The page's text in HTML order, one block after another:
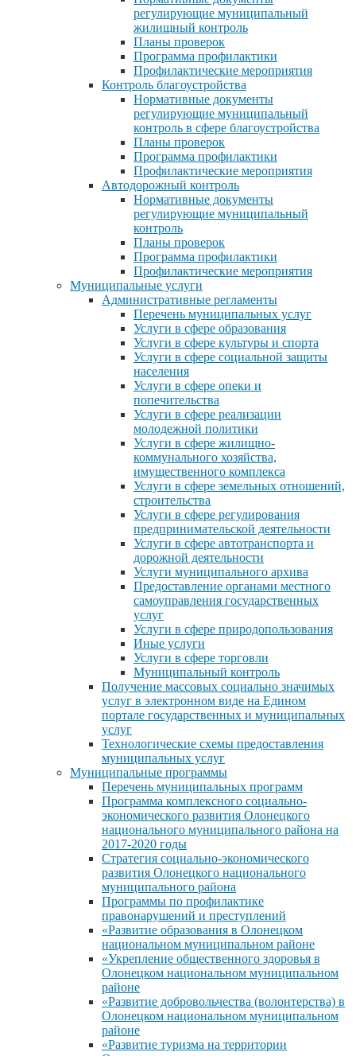
регулирующие муниципальный
жилищный контроль
Планы проверок
Программа профилактики
Профилактические мероприятия
Контроль благоустройства
Нормативные документы
регулирующие муниципальный
контроль в сфере благоустройства
Планы проверок
Программа профилактики
Профилактические мероприятия
Автодорожный контроль
Нормативные документы
регулирующие муниципальный
контроль
Планы проверок
Программа профилактики
Профилактические мероприятия
Муниципальные услуги
Административные регламенты
Перечень муниципальных услуг
Услуги в сфере образования
Услуги в сфере культуры и спорта
Услуги в сфере социальной защиты
населения
Услуги в сфере опеки и
попечительства
Услуги в сфере реализации
молодежной политики
Услуги в сфере жилищно-
коммунального хозяйства,
имущественного комплекса
Услуги в сфере земельных отношений,
строительства
Услуги в сфере регулирования
предпринимательской деятельности
Услуги в сфере автотранспорта и
дорожной деятельности
Услуги муниципального архива
Предоставление органами местного
самоуправления государственных
услуг
Услуги в сфере природопользования
Иные услуги
Услуги в сфере торговли
Муниципальный контроль
Получение массовых социально значимых
услуг в электронном виде на Едином
портале государственных и муниципальных
услуг
Технологические схемы предоставления
муниципальных услуг
Муниципальные программы
Перечень муниципальных программ
Программа комплексного социально-
экономического развития Олонецкого
национального муниципального района на
2017-2020 годы
Стратегия социально-экономического
развития Олонецкого национального
муниципального района
Программы по профилактике
правонарушений и преступлений
«Развитие образования в Олонецком
национальном муниципальном районе
«Укрепление общественного здоровья в
Олонецком национальном муниципальном
районе
«Развитие добровольчества (волонтерства) в
Олонецком национальном муниципальном
районе
«Развитие туризма на территории